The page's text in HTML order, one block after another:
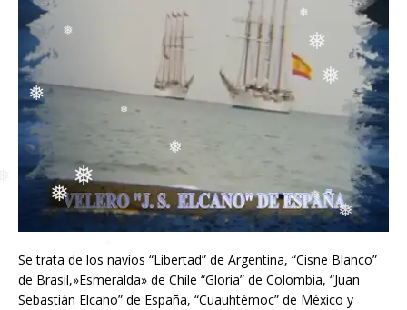
❅
❅ ❅
❅
❅
❅
❅
❅
❅
Se trata de los navíos “Libertad” de Argentina, “Cisne Blanco”
de Brasil,»Esmeralda» de Chile “Gloria” de Colombia, “Juan
Sebastián Elcano” de España, “Cuauhtémoc” de México y